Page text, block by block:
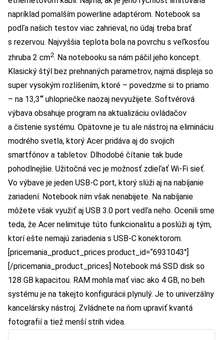
napríklad pomalším powerline adaptérom. Notebook sa
podľa našich testov viac zahrieval, no údaj treba brať
s rezervou. Najvyššia teplota bola na povrchu s veľkosťou
zhruba 2 cm2. Na notebooku sa nám páčil jeho koncept.
Klasický štýl bez prehnaných parametrov, najmä displeja so
super vysokým rozlíšením, ktoré – povedzme si to priamo
– na 13,3“ uhlopriečke naozaj nevyužijete. Softvérová
výbava obsahuje program na aktualizáciu ovládačov
a čistenie systému. Opätovne je tu ale nástroj na elimináciu
modrého svetla, ktorý Acer pridáva aj do svojich
smartfónov a tabletov. Dlhodobé čítanie tak bude
pohodlnejšie. Užitočná vec je možnosť zdieľať Wi-Fi sieť.
Vo výbave je jeden USB-C port, ktorý slúži aj na nabíjanie
zariadení. Notebook ním však nenabijete. Na nabíjanie
môžete však využiť aj USB 3.0 port vedľa neho. Ocenili sme
teda, že Acer nelimituje túto funkcionalitu a poslúži aj tým,
ktorí ešte nemajú zariadenia s USB-C konektorom.
[pricemania_product_prices product_id=“6931043″]
[/pricemania_product_prices] Notebook má SSD disk so
128 GB kapacitou. RAM mohla mať viac ako 4 GB, no beh
systému je na takejto konfigurácii plynulý. Je to univerzálny
kancelársky nástroj. Zvládnete na ňom upraviť kvantá
fotografií a tiež menší strih videa.